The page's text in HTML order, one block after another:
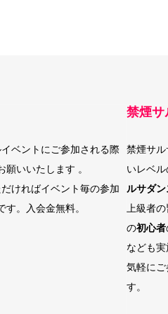
ベントにご参加される際
いいたします 。
ければイベント毎の参加
。入会金無料。
禁煙サ
禁煙サ
いレベ
ルサダ
上級者
の初心者
なども
気軽に
す。